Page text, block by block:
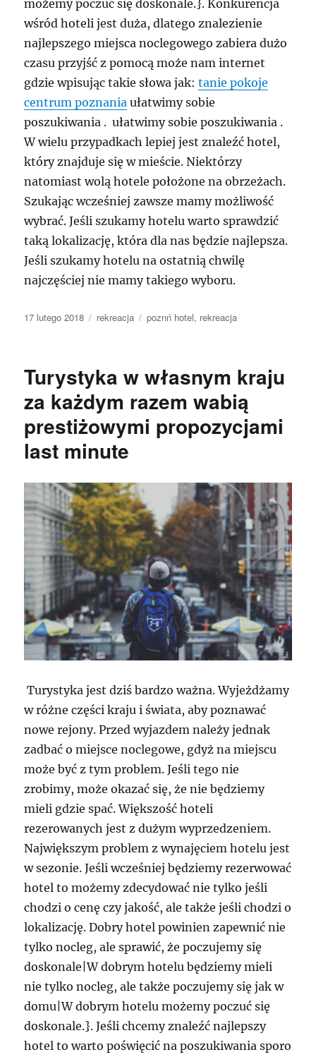
możemy poczuć się doskonale.}. Konkurencja
wśród hoteli jest duża, dlatego znalezienie
najlepszego miejsca noclegowego zabiera dużo
czasu przyjść z pomocą może nam internet
gdzie wpisując takie słowa jak:tanie pokoje
centrum poznania ułatwimy sobie
poszukiwania . ułatwimy sobie poszukiwania .
W wielu przypadkach lepiej jest znaleźć hotel,
który znajduje się w mieście. Niektórzy
natomiast wolą hotele położone na obrzeżach.
Szukając wcześniej zawsze mamy możliwość
wybrać. Jeśli szukamy hotelu warto sprawdzić
taką lokalizację, która dla nas będzie najlepsza.
Jeśli szukamy hotelu na ostatnią chwilę
najczęściej nie mamy takiego wyboru.
Data
17 lutego 2018 Kategorie
rekreacja Tagi
poznń hotel, rekreacja
Turystyka w własnym kraju
za każdym razem wabią
prestiżowymi propozycjami
last minute
Turystyka jest dziś bardzo ważna. Wyjeżdżamy
w różne części kraju i świata, aby poznawać
nowe rejony. Przed wyjazdem należy jednak
zadbać o miejsce noclegowe, gdyż na miejscu
może być z tym problem. Jeśli tego nie
zrobimy, może okazać się, że nie będziemy
mieli gdzie spać. Większość hoteli
rezerowanych jest z dużym wyprzedzeniem.
Największym problem z wynajęciem hotelu jest
w sezonie. Jeśli wcześniej będziemy rezerwować
hotel to możemy zdecydować nie tylko jeśli
chodzi o cenę czy jakość, ale także jeśli chodzi o
lokalizację. Dobry hotel powinien zapewnić nie
tylko nocleg, ale sprawić, że poczujemy się
doskonale|W dobrym hotelu będziemy mieli
nie tylko nocleg, ale także poczujemy się jak w
domu|W dobrym hotelu możemy poczuć się
doskonale.}. Jeśli chcemy znaleźć najlepszy
hotel to warto poświęcić na poszukiwania sporo